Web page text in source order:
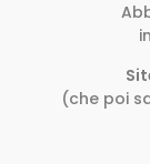
(che poi